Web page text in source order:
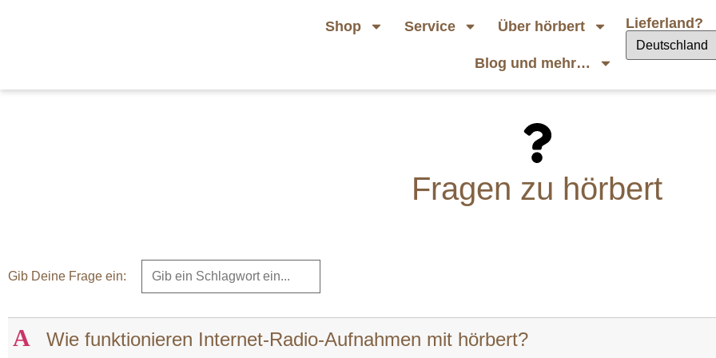
Shop Service Über hörbert
Blog und mehr…
Lieferland?
Fragen zu hörbert
Gib Deine Frage ein:
A Wie funktionieren Internet-Radio-Aufnahmen mit hörbert?